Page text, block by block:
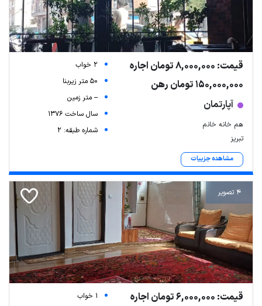
قیمت: 8,000,000 تومان اجاره
150,000,000 تومان رهن
آپارتمان
هم خانه خانم
تبریز
مشاهده جزییات
2 خواب
50 متر زیربنا
-- متر زمین
سال ساخت 1376
شماره طبقه: 2
4 تصویر
قیمت: 6,000,000 تومان اجاره
1 خواب